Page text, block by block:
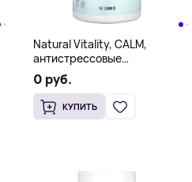
Natural Vitality, CALM,
антистрессовые
жевательные таблетки, со
вкусом малины и лимона, 120
штук
0 руб.
КУПИТЬ